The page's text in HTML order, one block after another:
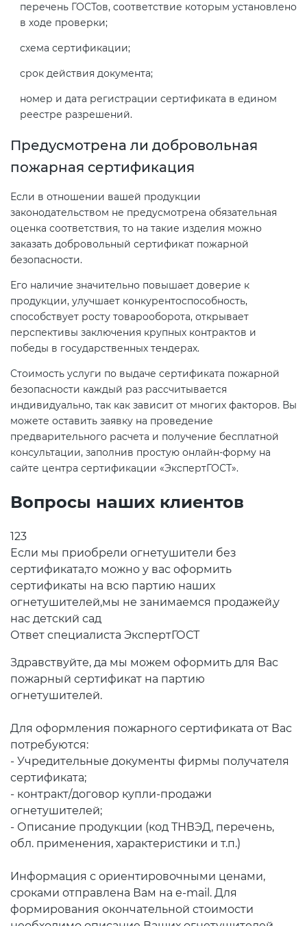
перечень ГОСТов, соответствие которым установлено
в ходе проверки;
схема сертификации;
срок действия документа;
номер и дата регистрации сертификата в едином
реестре разрешений.
Предусмотрена ли добровольная
пожарная сертификация
Если в отношении вашей продукции
законодательством не предусмотрена обязательная
оценка соответствия, то на такие изделия можно
заказать добровольный сертификат пожарной
безопасности.
Его наличие значительно повышает доверие к
продукции, улучшает конкурентоспособность,
способствует росту товарооборота, открывает
перспективы заключения крупных контрактов и
победы в государственных тендерах.
Стоимость услуги по выдаче сертификата пожарной
безопасности каждый раз рассчитывается
индивидуально, так как зависит от многих факторов. Вы
можете оставить заявку на проведение
предварительного расчета и получение бесплатной
консультации, заполнив простую онлайн-форму на
сайте центра сертификации «ЭкспертГОСТ».
Вопросы наших клиентов
123
Если мы приобрели огнетушители без
сертификата,то можно у вас оформить
сертификаты на всю партию наших
огнетушителей,мы не занимаемся продажей,у
нас детский сад
Ответ специалиста ЭкспертГОСТ
Здравствуйте, да мы можем оформить для Вас
пожарный сертификат на партию
огнетушителей.
Для оформления пожарного сертификата от Вас
потребуются:
- Учредительные документы фирмы получателя
сертификата;
- контракт/договор купли-продажи
огнетушителей;
- Описание продукции (код ТНВЭД, перечень,
обл. применения, характеристики и т.п.)
Информация с ориентировочными ценами,
сроками отправлена Вам на e-mail. Для
формирования окончательной стоимости